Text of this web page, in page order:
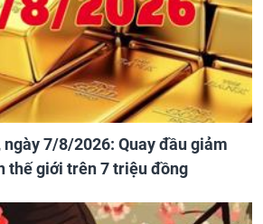
ngày 7/8/2026: Quay đầu giảm
thế giới trên 7 triệu đồng